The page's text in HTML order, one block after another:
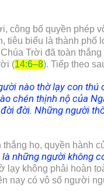
bố quyền phép
biểu là thành
Trời đã toàn
(14:6–8). Tiếp theo
nào thờ lạy con thú
chén thịnh nộ của
đời. Những người
họ, quyền hành
những người không
lạy không phải hoàn
nay có vô số người